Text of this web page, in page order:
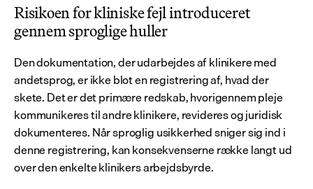
Risikoen for kliniske fejl introduceret
gennem sproglige huller
Den dokumentation, der udarbejdes af klinikere med
andetsprog, er ikke blot en registrering af, hvad der
skete. Det er det primære redskab, hvorigennem pleje
kommunikeres til andre klinikere, revideres og juridisk
dokumenteres. Når sproglig usikkerhed sniger sig ind i
denne registrering, kan konsekvenserne række langt ud
over den enkelte klinikers arbejdsbyrde.